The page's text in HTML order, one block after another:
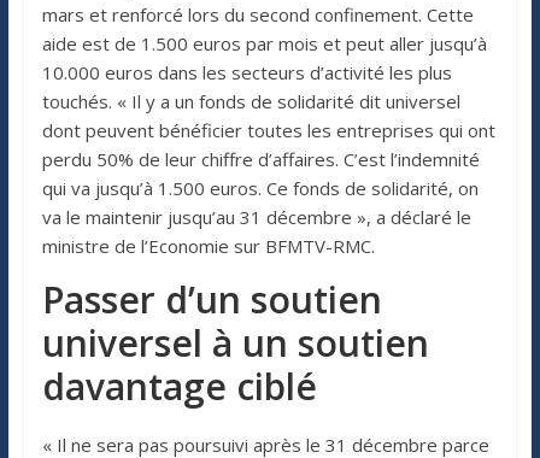
mars et renforcé lors du second confinement. Cette
aide est de 1.500 euros par mois et peut aller jusqu’à
10.000 euros dans les secteurs d’activité les plus
touchés. « Il y a un fonds de solidarité dit universel
dont peuvent bénéficier toutes les entreprises qui ont
perdu 50% de leur chiffre d’affaires. C’est l’indemnité
qui va jusqu’à 1.500 euros. Ce fonds de solidarité, on
va le maintenir jusqu’au 31 décembre », a déclaré le
ministre de l’Economie sur BFMTV-RMC.
Passer d’un soutien
universel à un soutien
davantage ciblé
« Il ne sera pas poursuivi après le 31 décembre parce